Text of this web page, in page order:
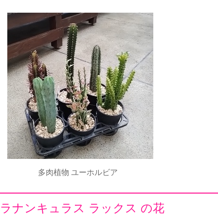
多肉植物 ユーホルビア
ラナンキュラス ラックス の花